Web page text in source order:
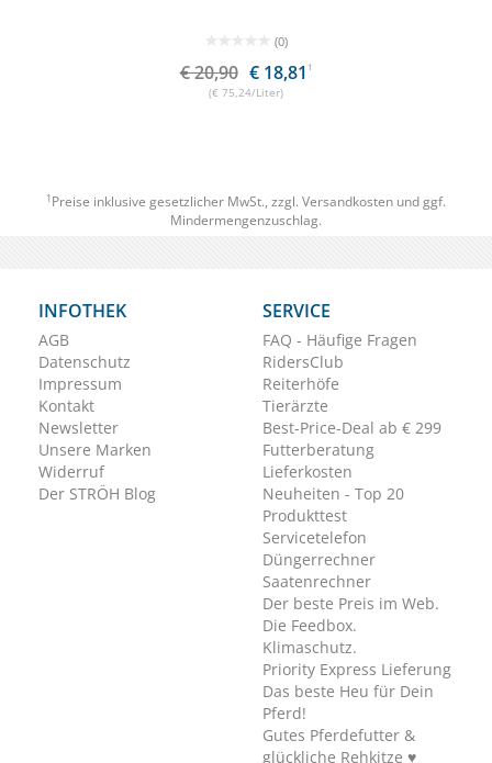
(0)
€ 20,90 € 18,81 1
(€ 75,24/Liter)
1 Preise inklusive gesetzlicher MwSt., zzgl. Versandkosten und ggf.
Mindermengenzuschlag.
INFOTHEK
AGB
Datenschutz
Impressum
Kontakt
Newsletter
Unsere Marken
Widerruf
Der STRÖH Blog
SERVICE
FAQ - Häufige Fragen
RidersClub
Reiterhöfe
Tierärzte
Best-Price-Deal ab € 299
Futterberatung
Lieferkosten
Neuheiten - Top 20
Produkttest
Servicetelefon
Düngerrechner
Saatenrechner
Der beste Preis im Web.
Die Feedbox.
Klimaschutz.
Priority Express Lieferung
Das beste Heu für Dein
Pferd!
Gutes Pferdefutter &
glückliche Rehkitze ♥